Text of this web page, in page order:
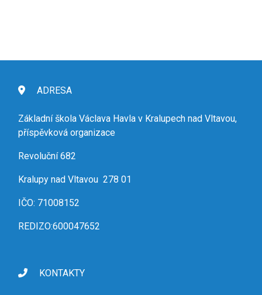
ADRESA
Základní škola Václava Havla v Kralupech nad Vltavou,
příspěvková organizace
Revoluční 682
Kralupy nad Vltavou 278 01
IČO: 71008152
REDIZO:600047652
KONTAKTY